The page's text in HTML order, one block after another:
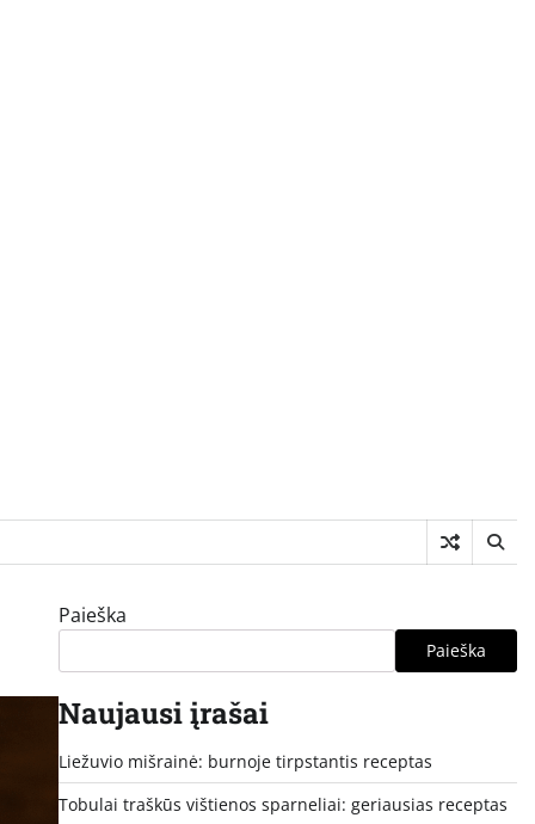
Paieška
Paieška
Naujausi įrašai
Liežuvio mišrainė: burnoje tirpstantis receptas
Tobulai traškūs vištienos sparneliai: geriausias receptas